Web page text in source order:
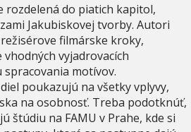
rozdelená do piatich kapitol,
Jakubiskovej tvorby. Autori
filmárske kroky,
vyjadrovacích
motívov.
poukazujú na všetky vplyvy,
na osobnosť. Treba podotknúť,
štúdiu na FAMU v Prahe, kde si